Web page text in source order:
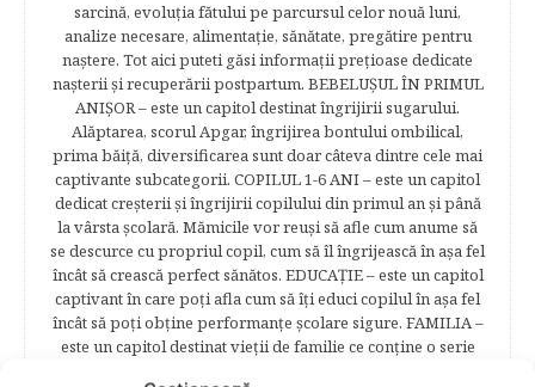
sarcină, evoluţia fătului pe parcursul celor nouă luni,
analize necesare, alimentaţie, sănătate, pregătire pentru
naştere. Tot aici puteti găsi informaţii preţioase dedicate
naşterii şi recuperării postpartum. BEBELUŞUL ÎN PRIMUL
ANIŞOR – este un capitol destinat îngrijirii sugarului.
Alăptarea, scorul Apgar, îngrijirea bontului ombilical,
prima băiţă, diversificarea sunt doar câteva dintre cele mai
captivante subcategorii. COPILUL 1-6 ANI – este un capitol
dedicat creşterii şi îngrijirii copilului din primul an şi până
la vârsta şcolară. Mămicile vor reuşi să afle cum anume să
se descurce cu propriul copil, cum să îl îngrijească în aşa fel
încât să crească perfect sănătos. EDUCAŢIE – este un capitol
captivant în care poţi afla cum să îţi educi copilul în aşa fel
încât să poţi obţine performanţe şcolare sigure. FAMILIA –
este un capitol destinat vieţii de familie ce conţine o serie